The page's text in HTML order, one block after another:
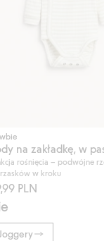
rośnięcia – podwójne
w kroku
PLN